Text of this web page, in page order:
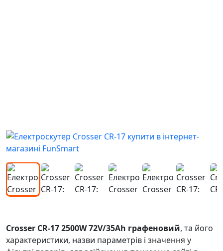
Crosser CR-17 2500W 72V/35Ah графеновий, та його
характеристики, назви параметрів і значення у